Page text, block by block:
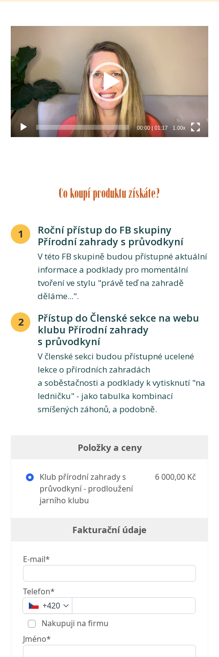
přehrávač
00:00| 01:17 1.00x
Co koupí produktu získáte?
1
Roční přístup do FB skupiny
Přírodní zahrady s průvodkyní
V této FB skupině budou přístupné aktuální
informace a podklady pro momentální
tvoření ve stylu "právě teď na zahradě
děláme...".
2
Přístup do Členské sekce na webu
klubu Přírodní zahrady
s průvodkyní
V členské sekci budou přístupné ucelené
lekce o přírodních zahradách
a soběstačnosti a podklady k vytisknutí "na
ledničku" - jako tabulka kombinací
smíšených záhonů, a podobně.
Položky a ceny
Klub přírodní zahrady s
průvodkyní - prodloužení
jarního klubu
6 000,00 Kč
Fakturační údaje
E-mail*
Telefon*
+420
Nakupuji na firmu
Jméno*